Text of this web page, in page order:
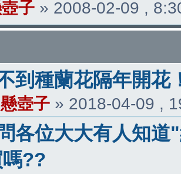
子 » 2008-02-09 ,
到種蘭花隔年開花
懸壺子 » 2018-04-09 ,
各位大大有人知道
??